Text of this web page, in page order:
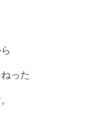
った